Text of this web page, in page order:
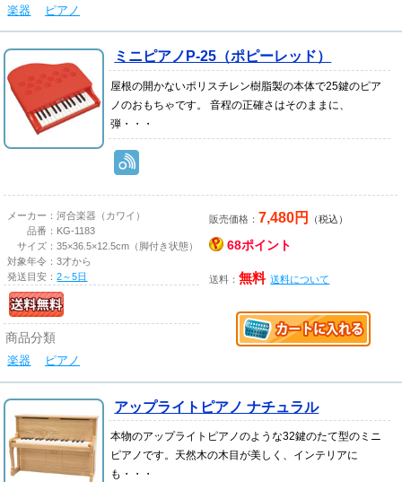
楽器 ピアノ
ミニピアノP-25（ポピーレッド）
屋根の開かないポリスチレン樹脂製の本体で25鍵のピア
ノのおもちゃです。 音程の正確さはそのままに、
弾・・・
メーカー：河合楽器（カワイ）
品番： KG-1183
サイズ：35×36.5×12.5cm（脚付き状態）
対象年令：3才から
発送目安：2～5日
商品分類
楽器 ピアノ
販売価格： 7,480円 （税込）
68ポイント
送料：無料 送料について
アップライトピアノ ナチュラル
本物のアップライトピアノのような32鍵のたて型のミニ
ピアノです。天然木の木目が美しく、インテリアに
も・・・